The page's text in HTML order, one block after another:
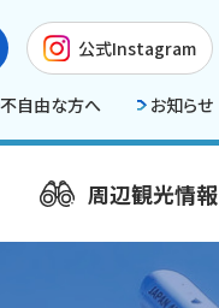
公式Instagram
自由な方へ お知らせ
周辺観光情報